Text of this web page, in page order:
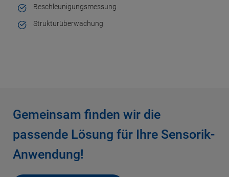
Beschleunigungsmessung
Strukturüberwachung
Gemeinsam finden wir die
passende Lösung für Ihre Sensorik-
Anwendung!